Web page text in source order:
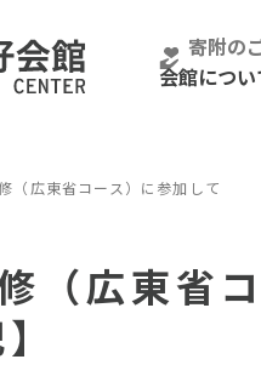
寄附の
会館につい
（広東省コース）に参加して
（広東省